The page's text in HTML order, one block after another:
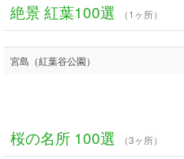
絶景 紅葉100選 （1ヶ所）
宮島（紅葉谷公園）
桜の名所 100選 （3ヶ所）